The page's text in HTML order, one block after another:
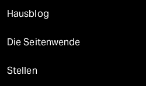
Hausblog
Die Seitenwende
Stellen